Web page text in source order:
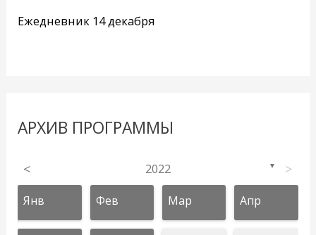
Ежедневник 14 декабря
АРХИВ ПРОГРАММЫ
< 2022 ▼ >
Янв Фев Мар Апр